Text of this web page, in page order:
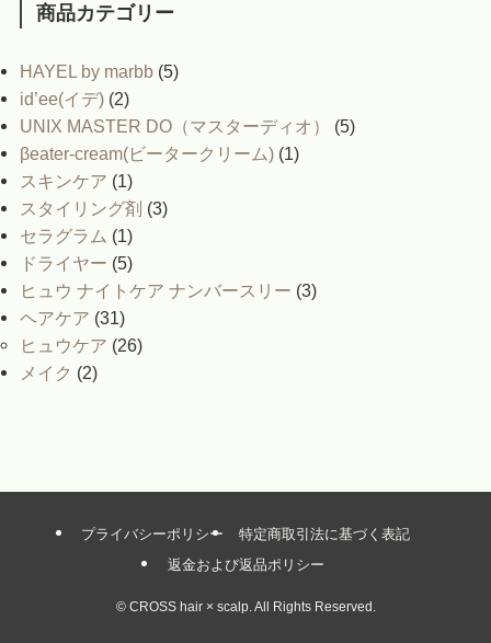
商品カテゴリー
HAYEL by marbb (5)
id’ee(イデ) (2)
UNIX MASTER DO（マスターディオ）
(5)
βeater-cream(ビータークリーム) (1)
スキンケア (1)
スタイリング剤 (3)
セラグラム (1)
ドライヤー (5)
ヒュウ ナイトケア ナンバースリー (3)
ヘアケア (31)
ヒュウケア (26)
メイク (2)
プライバシーポリシー
特定商取引法に基づく表記
返金および返品ポリシー
©CROSS hair × scalp. All Rights Reserved.